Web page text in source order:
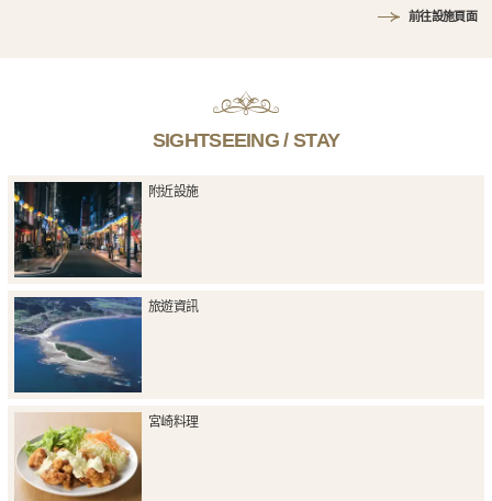
前往設施頁面
SIGHTSEEING / STAY
附近設施
旅遊資訊
宮崎料理